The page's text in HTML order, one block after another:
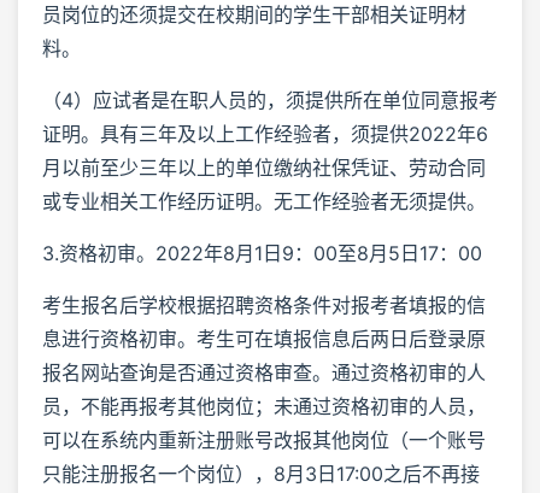
员岗位的还须提交在校期间的学生干部相关证明材
料。
（4）应试者是在职人员的，须提供所在单位同意报考
证明。具有三年及以上工作经验者，须提供2022年6
月以前至少三年以上的单位缴纳社保凭证、劳动合同
或专业相关工作经历证明。无工作经验者无须提供。
3.资格初审。2022年8月1日9：00至8月5日17：00
考生报名后学校根据招聘资格条件对报考者填报的信
息进行资格初审。考生可在填报信息后两日后登录原
报名网站查询是否通过资格审查。通过资格初审的人
员，不能再报考其他岗位；未通过资格初审的人员，
可以在系统内重新注册账号改报其他岗位（一个账号
只能注册报名一个岗位），8月3日17:00之后不再接